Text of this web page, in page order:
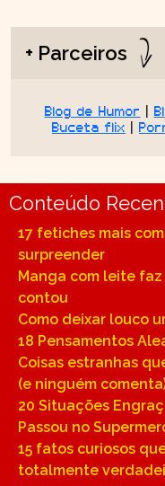
+ Parceiros
Blog de Humor |
Buceta flix |
Conteúdo
17 fetiches mais
surpreender
Manga com leite
contou
Como deixar louco
18 Pensamentos
Coisas estranhas
(e ninguém
20 Situações
Passou no
15 fatos curiosos
totalmente